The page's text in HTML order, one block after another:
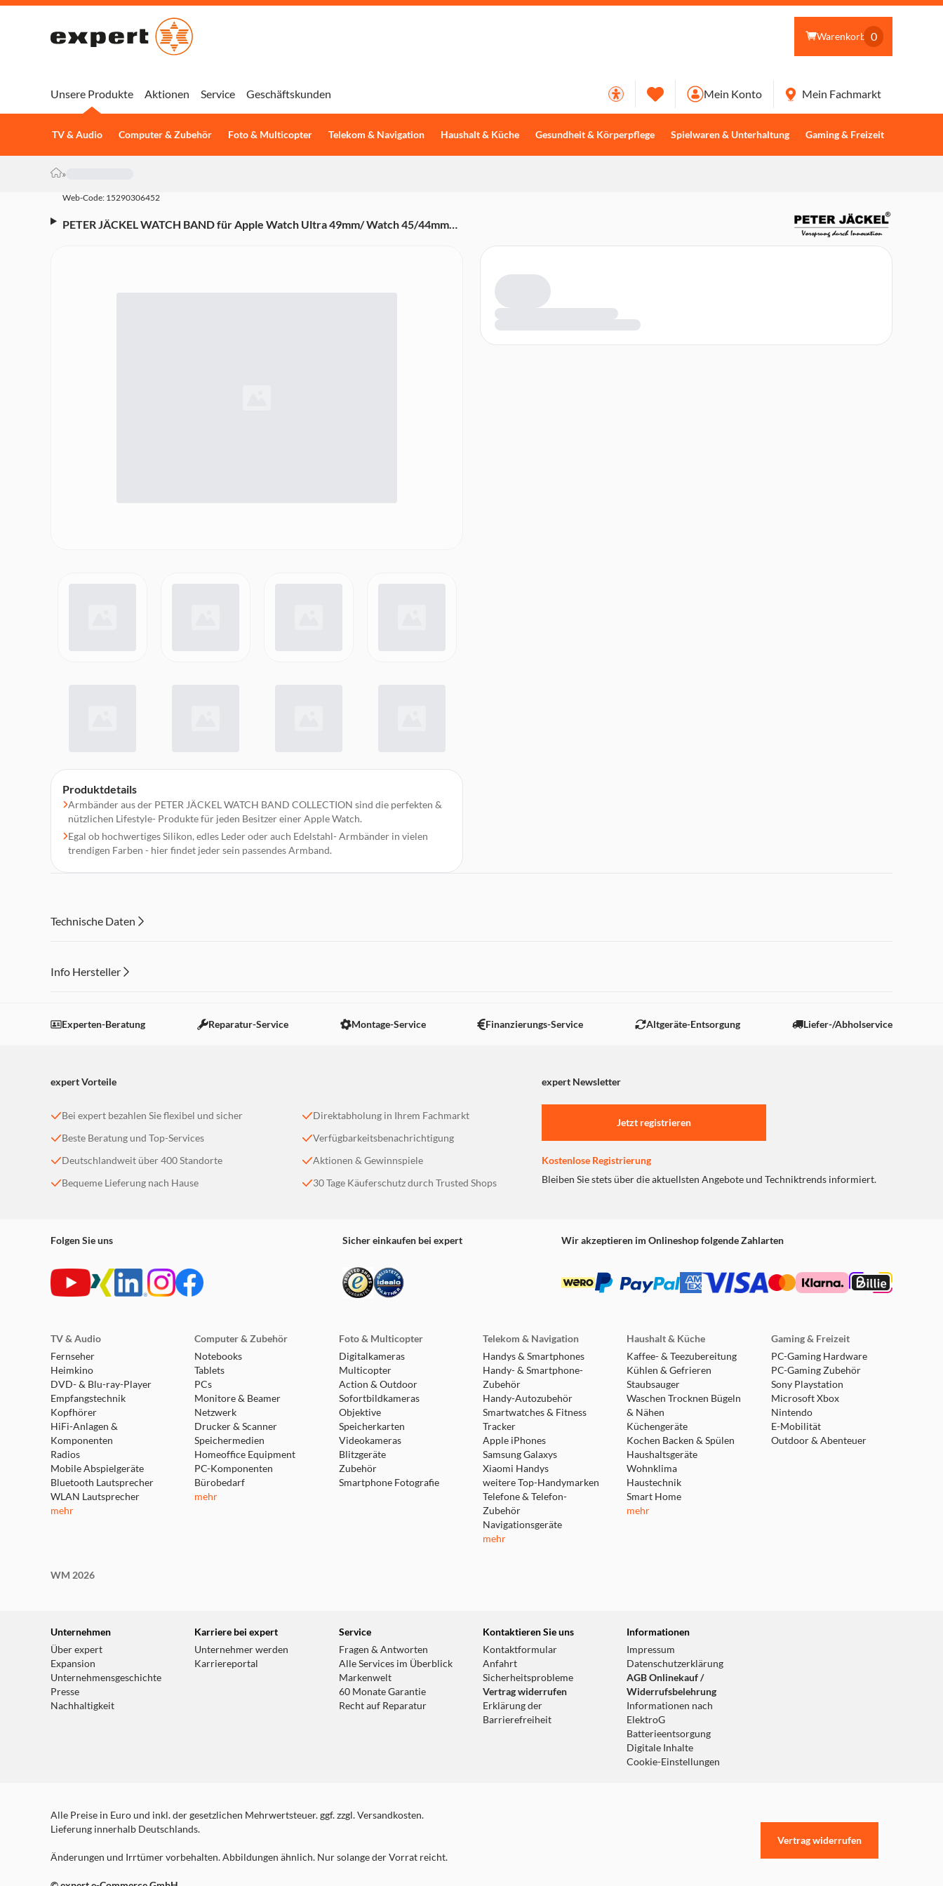
Warenkorb 0
Unsere Produkte
TV & Audio Computer & Zubehör Foto & Multicopter Telekom & Navigation Haushalt & Küche Gesundheit & Körperpflege Spielwaren & Unterhaltung Gaming & Freizeit
Aktionen Service Geschäftskunden Mein Konto Mein Fachmarkt
»
Web-Code: 15290306452
PETER JÄCKEL WATCH BAND für Apple Watch Ultra 49mm/ Watch 45/44mm
Produktdetails
Armbänder aus der PETER JÄCKEL WATCH BAND COLLECTION sind die perfekten &
nützlichen Lifestyle- Produkte für jeden Besitzer einer Apple Watch.
Egal ob hochwertiges Silikon, edles Leder oder auch Edelstahl- Armbänder in vielen
trendigen Farben - hier findet jeder sein passendes Armband.
Technische Daten
Info Hersteller
Einstellungen anpassen
Experten-Beratung Reparatur-Service Montage-Service Finanzierungs-Service Altgeräte-Entsorgung Liefer-/Abholservice
expert Vorteile expert Newsletter
Bei expert bezahlen Sie flexibel und sicher
Beste Beratung und Top-Services
Deutschlandweit über 400 Standorte
Bequeme Lieferung nach Hause
Direktabholung in Ihrem Fachmarkt
Verfügbarkeitsbenachrichtigung
Aktionen & Gewinnspiele
30 Tage Käuferschutz durch Trusted Shops
Jetzt registrieren
Kostenlose Registrierung
Bleiben Sie stets über die aktuellsten Angebote und Techniktrends informiert.
Folgen Sie uns Sicher einkaufen bei expert Wir akzeptieren im Onlineshop folgende Zahlarten
TV & Audio
Fernseher
Heimkino
DVD- & Blu-ray-Player
Empfangstechnik
Kopfhörer
HiFi-Anlagen &
Komponenten
Radios
Mobile Abspielgeräte
Bluetooth Lautsprecher
WLAN Lautsprecher
mehr
Computer & Zubehör
Notebooks
Tablets
PCs
Monitore & Beamer
Netzwerk
Drucker & Scanner
Speichermedien
Homeoffice Equipment
PC-Komponenten
Bürobedarf
mehr
Foto & Multicopter
Digitalkameras
Multicopter
Action & Outdoor
Sofortbildkameras
Objektive
Speicherkarten
Videokameras
Blitzgeräte
Zubehör
Smartphone Fotografie
Telekom & Navigation
Handys & Smartphones
Handy- & Smartphone-
Zubehör
Handy-Autozubehör
Smartwatches & Fitness
Tracker
Apple iPhones
Samsung Galaxys
Xiaomi Handys
weitere Top-Handymarken
Telefone & Telefon-
Zubehör
Navigationsgeräte
mehr
Haushalt & Küche
Kaffee- & Teezubereitung
Kühlen & Gefrieren
Staubsauger
Waschen Trocknen Bügeln
& Nähen
Küchengeräte
Kochen Backen & Spülen
Haushaltsgeräte
Wohnklima
Haustechnik
Smart Home
mehr
Gaming & Freizeit
PC-Gaming Hardware
PC-Gaming Zubehör
Sony Playstation
Microsoft Xbox
Nintendo
E-Mobilität
Outdoor & Abenteuer
WM 2026
Unternehmen
Über expert
Expansion
Unternehmensgeschichte
Presse
Nachhaltigkeit
Karriere bei expert
Unternehmer werden
Karriereportal
Service
Fragen & Antworten
Alle Services im Überblick
Markenwelt
60 Monate Garantie
Recht auf Reparatur
Kontaktieren Sie uns
Kontaktformular
Anfahrt
Sicherheitsprobleme
Vertrag widerrufen
Erklärung der
Barrierefreiheit
Informationen
Impressum
Datenschutzerklärung
AGB Onlinekauf /
Widerrufsbelehrung
Informationen nach
ElektroG
Batterieentsorgung
Digitale Inhalte
Cookie-Einstellungen
Alle Preise in Euro und inkl. der gesetzlichen Mehrwertsteuer. ggf. zzgl. Versandkosten.
Lieferung innerhalb Deutschlands.
Änderungen und Irrtümer vorbehalten. Abbildungen ähnlich. Nur solange der Vorrat reicht.
Vertrag widerrufen